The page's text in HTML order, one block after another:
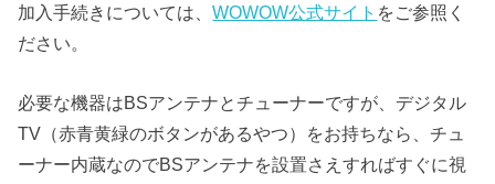
加入手続きについては、WOWOW公式サイト をご参照く
ださい。
必要な機器はBSアンテナとチューナーですが、デジタル
TV（赤青黄緑のボタンがあるやつ）をお持ちなら、チュ
ーナー内蔵なのでBSアンテナを設置さえすればすぐに視